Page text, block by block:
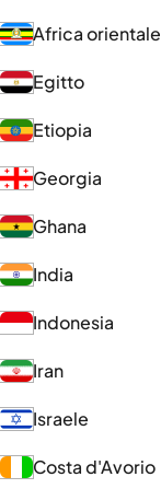
Africa orientale
Egitto
Etiopia
Georgia
Ghana
India
Indonesia
Iran
Israele
Costa d'Avorio